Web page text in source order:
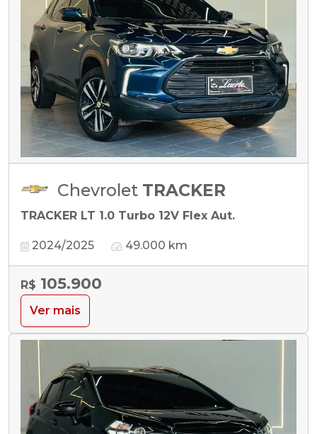
Chevrolet TRACKER
TRACKER LT 1.0 Turbo 12V Flex Aut.
2024/2025 49.000 km
R$ 105.900
Ver mais